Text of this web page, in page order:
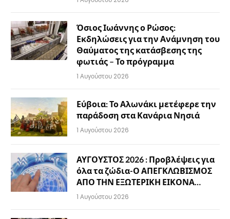
Όσιος Ιωάννης ο Ρώσος:
Εκδηλώσεις για την Ανάμνηση του
Θαύματος της κατάσβεσης της
φωτιάς – Το πρόγραμμα
1 Αυγούστου 2026
Εύβοια: Το Αλωνάκι μετέφερε την
παράδοση στα Κανάρια Νησιά
1 Αυγούστου 2026
ΑΥΓΟΥΣΤΟΣ 2026 : Προβλέψεις για
όλα τα ζώδια-Ο ΑΠΕΓΚΛΩΒΙΣΜΟΣ
ΑΠΟ ΤΗΝ ΕΞΩΤΕΡΙΚΗ ΕΙΚΟΝΑ…
1 Αυγούστου 2026